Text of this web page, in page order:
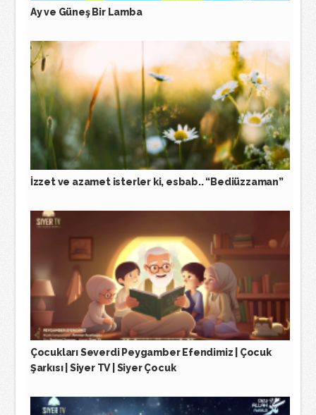
Ay ve Güneş Bir Lamba
İzzet ve azamet isterler ki, esbab.. “Bediüzzaman”
Çocukları Severdi Peygamber Efendimiz | Çocuk
Şarkısı | Siyer TV | Siyer Çocuk